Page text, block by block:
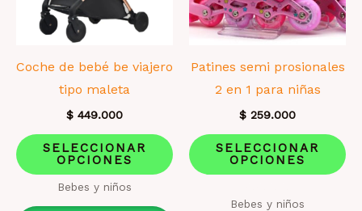
página
producto
de
Coche de bebé be viajero
tipo maleta
$ 449.000
SELECCIONAR
OPCIONES
Este
producto
Bebes y niños
Patines semi prosionales
2 en 1 para niñas
$ 259.000
SELECCIONAR
OPCIONES
Valorado
Bebes y niños